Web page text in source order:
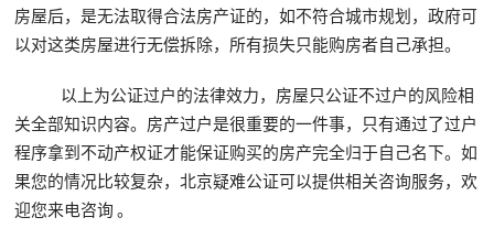
房屋后，是无法取得合法房产证的，如不符合城市规划，政府可
以对这类房屋进行无偿拆除，所有损失只能购房者自己承担。
以上为公证过户的法律效力，房屋只公证不过户的风险相
关全部知识内容。房产过户是很重要的一件事，只有通过了过户
程序拿到不动产权证才能保证购买的房产完全归于自己名下。如
果您的情况比较复杂，北京疑难公证可以提供相关咨询服务，欢
迎您来电咨询 。